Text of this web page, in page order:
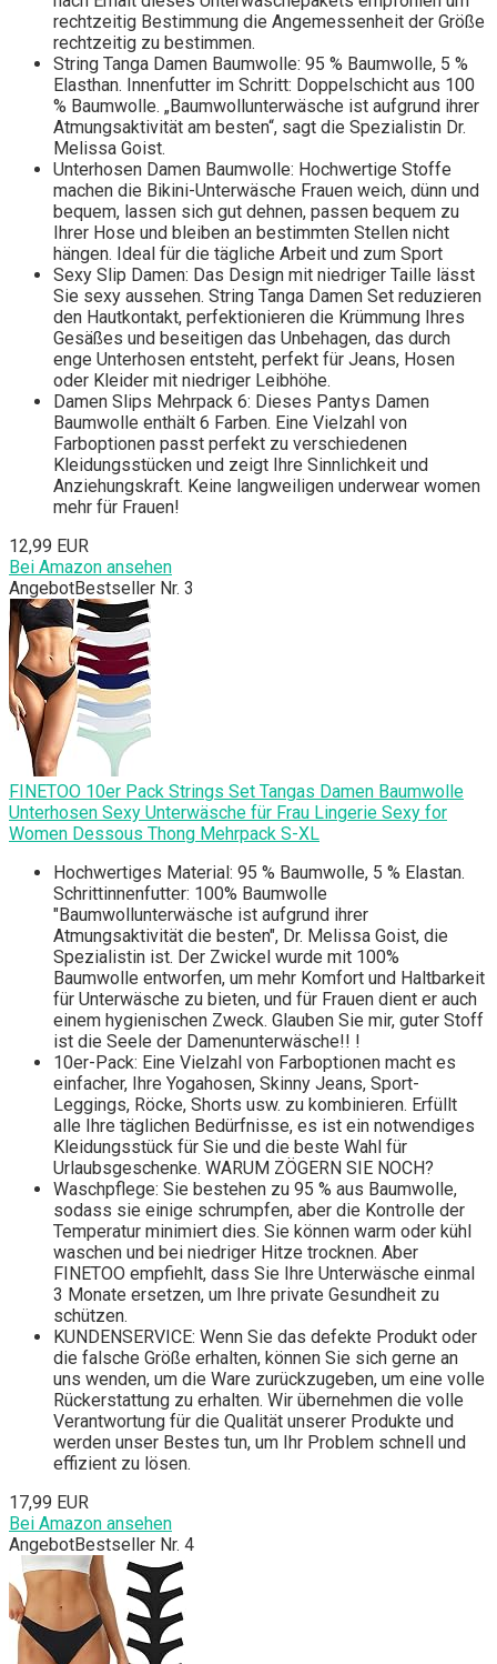
rechtzeitig Bestimmung die Angemessenheit der Größe
rechtzeitig zu bestimmen.
String Tanga Damen Baumwolle: 95 % Baumwolle, 5 %
Elasthan. Innenfutter im Schritt: Doppelschicht aus 100
% Baumwolle. „Baumwollunterwäsche ist aufgrund ihrer
Atmungsaktivität am besten“, sagt die Spezialistin Dr.
Melissa Goist.
Unterhosen Damen Baumwolle: Hochwertige Stoffe
machen die Bikini-Unterwäsche Frauen weich, dünn und
bequem, lassen sich gut dehnen, passen bequem zu
Ihrer Hose und bleiben an bestimmten Stellen nicht
hängen. Ideal für die tägliche Arbeit und zum Sport
Sexy Slip Damen: Das Design mit niedriger Taille lässt
Sie sexy aussehen. String Tanga Damen Set reduzieren
den Hautkontakt, perfektionieren die Krümmung Ihres
Gesäßes und beseitigen das Unbehagen, das durch
enge Unterhosen entsteht, perfekt für Jeans, Hosen
oder Kleider mit niedriger Leibhöhe.
Damen Slips Mehrpack 6: Dieses Pantys Damen
Baumwolle enthält 6 Farben. Eine Vielzahl von
Farboptionen passt perfekt zu verschiedenen
Kleidungsstücken und zeigt Ihre Sinnlichkeit und
Anziehungskraft. Keine langweiligen underwear women
mehr für Frauen!
12,99 EUR
Bei Amazon ansehen
AngebotBestseller Nr. 3
FINETOO 10er Pack Strings Set Tangas Damen Baumwolle
Unterhosen Sexy Unterwäsche für Frau Lingerie Sexy for
Women Dessous Thong Mehrpack S-XL
Hochwertiges Material: 95 % Baumwolle, 5 % Elastan.
Schrittinnenfutter: 100% Baumwolle
"Baumwollunterwäsche ist aufgrund ihrer
Atmungsaktivität die besten", Dr. Melissa Goist, die
Spezialistin ist. Der Zwickel wurde mit 100%
Baumwolle entworfen, um mehr Komfort und Haltbarkeit
für Unterwäsche zu bieten, und für Frauen dient er auch
einem hygienischen Zweck. Glauben Sie mir, guter Stoff
ist die Seele der Damenunterwäsche!! !
10er-Pack: Eine Vielzahl von Farboptionen macht es
einfacher, Ihre Yogahosen, Skinny Jeans, Sport-
Leggings, Röcke, Shorts usw. zu kombinieren. Erfüllt
alle Ihre täglichen Bedürfnisse, es ist ein notwendiges
Kleidungsstück für Sie und die beste Wahl für
Urlaubsgeschenke. WARUM ZÖGERN SIE NOCH?
Waschpflege: Sie bestehen zu 95 % aus Baumwolle,
sodass sie einige schrumpfen, aber die Kontrolle der
Temperatur minimiert dies. Sie können warm oder kühl
waschen und bei niedriger Hitze trocknen. Aber
FINETOO empfiehlt, dass Sie Ihre Unterwäsche einmal
3 Monate ersetzen, um Ihre private Gesundheit zu
schützen.
KUNDENSERVICE: Wenn Sie das defekte Produkt oder
die falsche Größe erhalten, können Sie sich gerne an
uns wenden, um die Ware zurückzugeben, um eine volle
Rückerstattung zu erhalten. Wir übernehmen die volle
Verantwortung für die Qualität unserer Produkte und
werden unser Bestes tun, um Ihr Problem schnell und
effizient zu lösen.
17,99 EUR
Bei Amazon ansehen
AngebotBestseller Nr. 4